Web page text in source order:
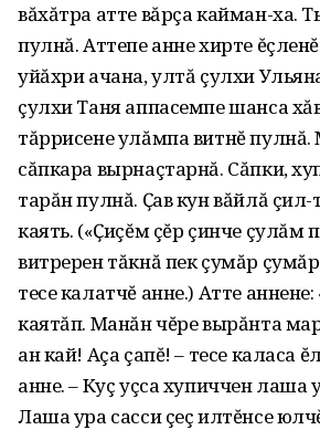
вăхăтра атте вăрçа кайман-ха.
пулнă. Аттепе анне хирте
уйăхри ачана, ултă çулхи
çулхи Таня аппасемпе шанса
тăррисене улăмпа витнĕ пулнă.
сăпкара вырнаçтарнă. Сăпки,
тарăн пулнă. Ҫав кун вăйлă çил-
каять. («Ҫиçĕм çĕр çинче çулăм
витререн тăкнă пек çумăр
тесе калатчĕ анне.) Атте
каятăп. Манăн чĕре вырăнта
ан кай! Аçа çапĕ! – тесе каласа
анне. – Куç уçса хупиччен лаша
Лаша ура сасси çеç илтĕнсе